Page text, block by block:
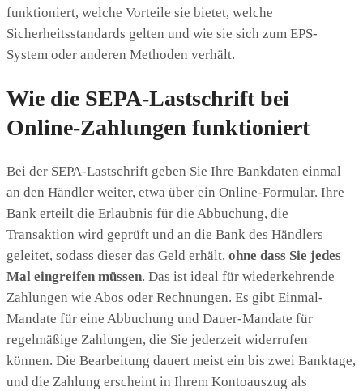
funktioniert, welche Vorteile sie bietet, welche
Sicherheitsstandards gelten und wie sie sich zum EPS-
System oder anderen Methoden verhält.
Wie die SEPA-Lastschrift bei
Online-Zahlungen funktioniert
Bei der SEPA-Lastschrift geben Sie Ihre Bankdaten einmal
an den Händler weiter, etwa über ein Online-Formular. Ihre
Bank erteilt die Erlaubnis für die Abbuchung, die
Transaktion wird geprüft und an die Bank des Händlers
geleitet, sodass dieser das Geld erhält, ohne dass Sie jedes
Mal eingreifen müssen. Das ist ideal für wiederkehrende
Zahlungen wie Abos oder Rechnungen. Es gibt Einmal-
Mandate für eine Abbuchung und Dauer-Mandate für
regelmäßige Zahlungen, die Sie jederzeit widerrufen
können. Die Bearbeitung dauert meist ein bis zwei Banktage,
und die Zahlung erscheint in Ihrem Kontoauszug als